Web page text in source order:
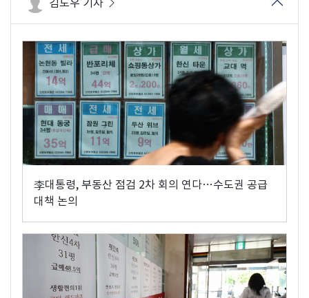
김도우 기자
李대통령, 부동산 점검 2차 회의 연다…수도권 공급
대책 논의